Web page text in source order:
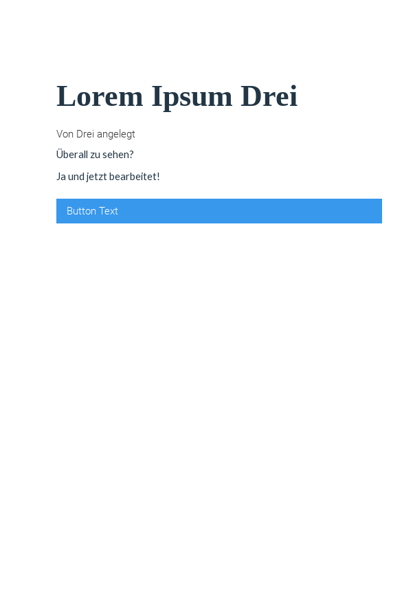
Lorem Ipsum Drei
Von Drei angelegt
Überall zu sehen?
Ja und jetzt bearbeitet!
Button Text